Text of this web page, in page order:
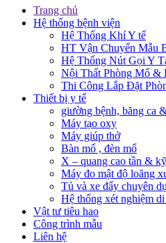
Trang chủ
Hệ thống bệnh viện
Hệ Thống Khí Y tế
HT Vận Chuyển Mẫu
Hệ Thống Nút Gọi Y
Nội Thất Phòng Mổ &
Thi Công Lắp Đặt
Thiết bị y tế
giường bệnh, băng ca
Máy tạo oxy
Máy giúp thở
Bàn mổ , đèn mổ
X – quang cao tần &
Máy đo mật độ loãng
Tủ và xe đẩy chuyên
Hệ thống xét nghiệm
Vật tư tiêu hao
Công trình mẫu
Liên hệ​